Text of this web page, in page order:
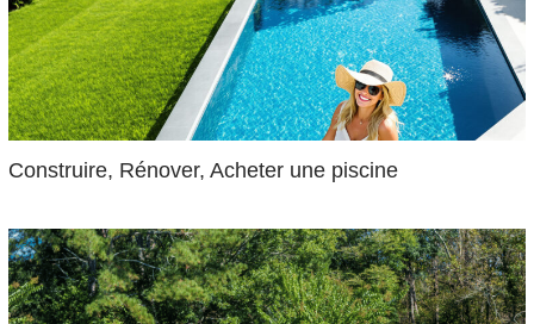
Construire, Rénover, Acheter une piscine